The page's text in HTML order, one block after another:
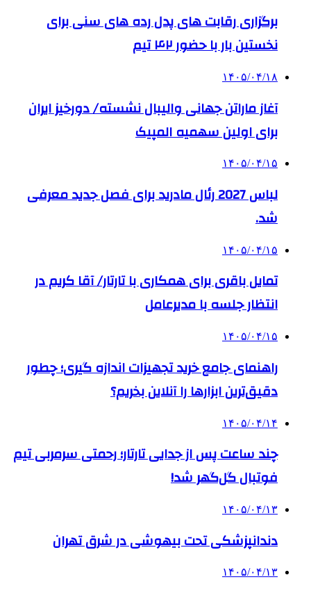
برگزاری رقابت های پدل رده های سنی برای
نخستین بار با حضور ۴۲ تیم
۱۴۰۵/۰۴/۱۸
آغاز ماراتن جهانی والیبال نشسته/ دورخیز ایران
برای اولین سهمیه المپیک
۱۴۰۵/۰۴/۱۵
لباس 2027 رئال مادرید برای فصل جدید معرفی
شد.
۱۴۰۵/۰۴/۱۵
تمایل باقری برای همکاری با تارتار/ آقا کریم در
انتظار جلسه با مدیرعامل
۱۴۰۵/۰۴/۱۵
راهنمای جامع خرید تجهیزات اندازه گیری؛ چطور
دقیق‌ترین ابزارها را آنلاین بخریم؟
۱۴۰۵/۰۴/۱۴
چند ساعت پس از جدایی تارتار؛ رحمتی سرمربی تیم
فوتبال گل‌گهر شد!
۱۴۰۵/۰۴/۱۳
دندانپزشکی تحت بیهوشی در شرق تهران
۱۴۰۵/۰۴/۱۳